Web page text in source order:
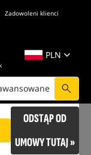
Zadowoleni klienci
PLN
ODSTĄP OD
UMOWY TUTAJ »